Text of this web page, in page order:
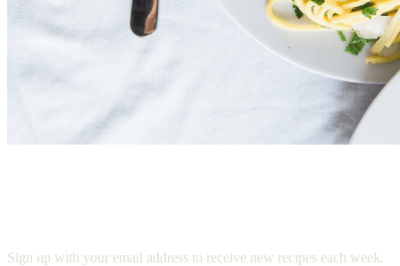
Sign up with your email address to receive new recipes each week.